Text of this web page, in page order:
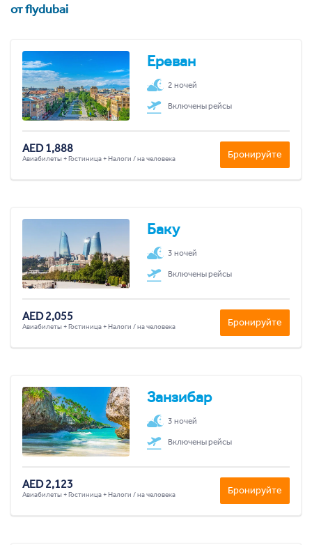
от flydubai
Ереван
2 ночей
Включены рейсы
AED 1,888
Авиабилеты + Гостиница + Налоги / на человека Бронируйте
Баку
3 ночей
Включены рейсы
AED 2,055
Авиабилеты + Гостиница + Налоги / на человека Бронируйте
Занзибар
3 ночей
Включены рейсы
AED 2,123
Авиабилеты + Гостиница + Налоги / на человека Бронируйте